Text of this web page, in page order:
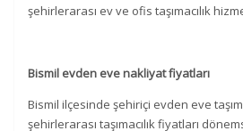
şehirlerarası ev ve ofis taşımacılık
Bismil evden eve nakliyat fiyatları
Bismil ilçesinde şehiriçi evden eve
şehirlerarası taşımacılık fiyatları